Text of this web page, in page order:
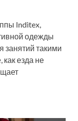
Inditex,
одежды
занятий такими
как езда не